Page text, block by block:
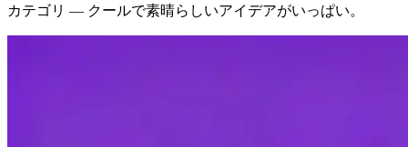
カテゴリ — クールで素晴らしいアイデアがいっぱい。